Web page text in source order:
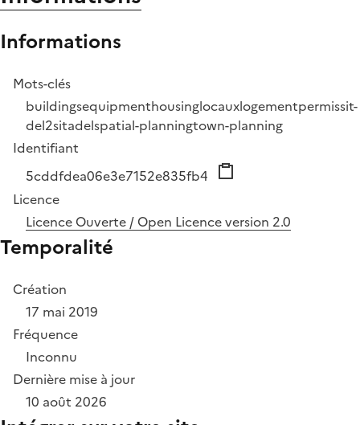
Informations
Mots-clés
buildingsequipmenthousinglocauxlogementpermissit-
del2sitadelspatial-planningtown-planning
Identifiant
5cddfdea06e3e7152e835fb4
Licence
Licence Ouverte / Open Licence version 2.0
Temporalité
Création
17 mai 2019
Fréquence
Inconnu
Dernière mise à jour
10 août 2026